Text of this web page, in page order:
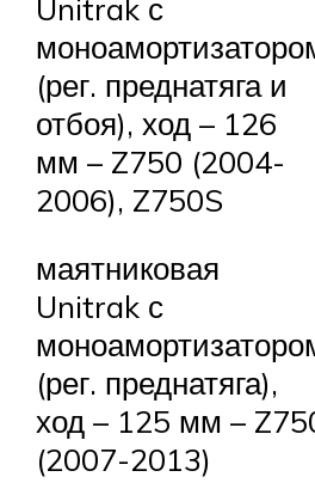
Unitrak с
(рег. преднатяга и
отбоя), ход – 126
мм – Z750 (2004-
2006), Z750S
маятниковая
Unitrak с
(рег. преднатяга),
ход – 125 мм –
(2007-2013)